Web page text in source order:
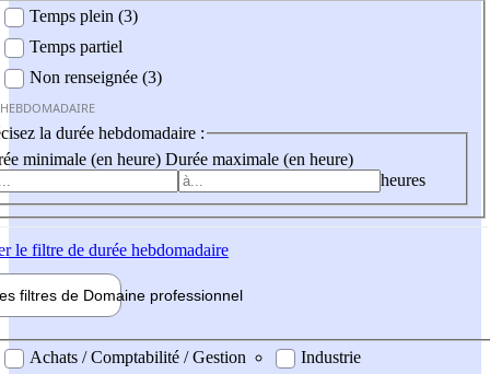
Temps plein (3)
Temps partiel
Non renseignée (3)
la durée hebdomadaire :
minimale (en heure) Durée maximale (en heure)
heures
le filtre de durée hebdomadaire
filtres de Domaine professionnel
professionel
Achats / Comptabilité / Gestion
Industrie